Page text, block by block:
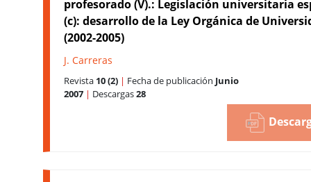
profesorado (V).: Legislación universitaria
(c): desarrollo de la Ley Orgánica de
(2002-2005)
J. Carreras
Revista 10 (2) | Fecha de publicación Junio
2007 | Descargas28